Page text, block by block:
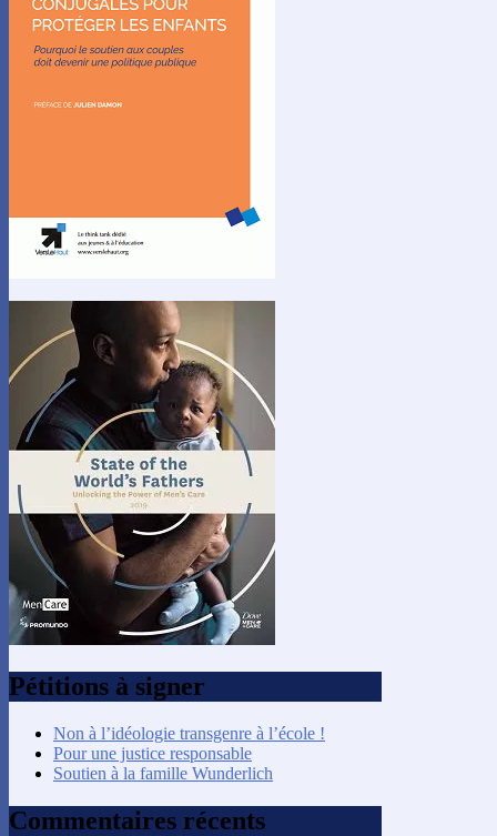
Pétitions à signer
Non à l’idéologie transgenre à l’école !
Pour une justice responsable
Soutien à la famille Wunderlich
Commentaires récents